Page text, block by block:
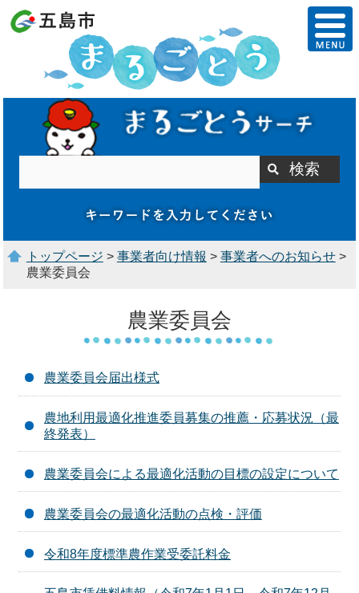
トップページ > 事業者向け情報 > 事業者へのお知らせ>
農業委員会
農業委員会
農業委員会届出様式
農地利用最適化推進委員募集の推薦・応募状況（最
終発表）
農業委員会による最適化活動の目標の設定について
農業委員会の最適化活動の点検・評価
令和8年度標準農作業受委託料金